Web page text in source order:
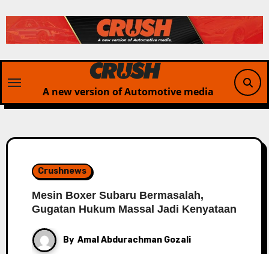
to
content
A new version of Automotive media
Crushnews
Mesin Boxer Subaru Bermasalah,
Gugatan Hukum Massal Jadi Kenyataan
By Amal Abdurachman Gozali